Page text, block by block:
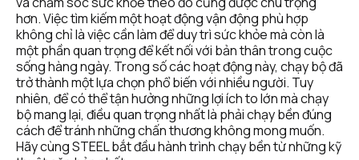
hơn. Việc tìm kiếm một hoạt động vận động phù hợp
không chỉ là việc cần làm để duy trì sức khỏe mà còn là
một phần quan trọng để kết nối với bản thân trong cuộc
sống hàng ngày. Trong số các hoạt động này, chạy bộ đã
trở thành một lựa chọn phổ biến với nhiều người. Tuy
nhiên, để có thể tận hưởng những lợi ích to lớn mà chạy
bộ mang lại, điều quan trọng nhất là phải chạy bền đúng
cách để tránh những chấn thương không mong muốn.
Hãy cùng STEEL bắt đầu hành trình chạy bền từ những kỹ